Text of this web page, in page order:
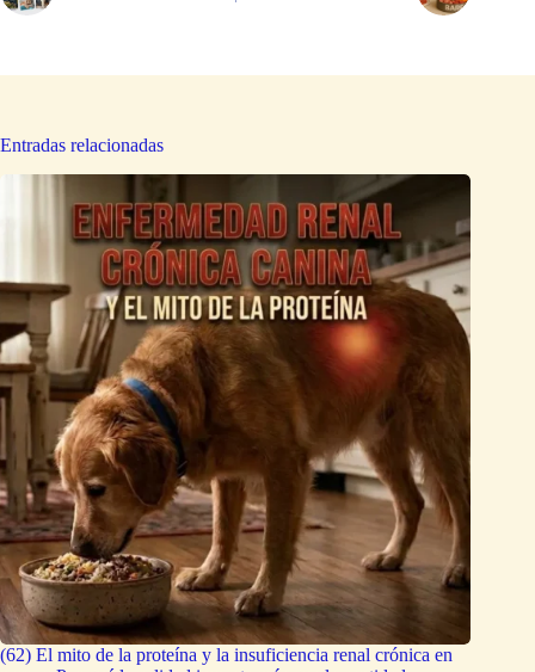
Entradas relacionadas
(62) El mito de la proteína y la insuficiencia renal crónica en